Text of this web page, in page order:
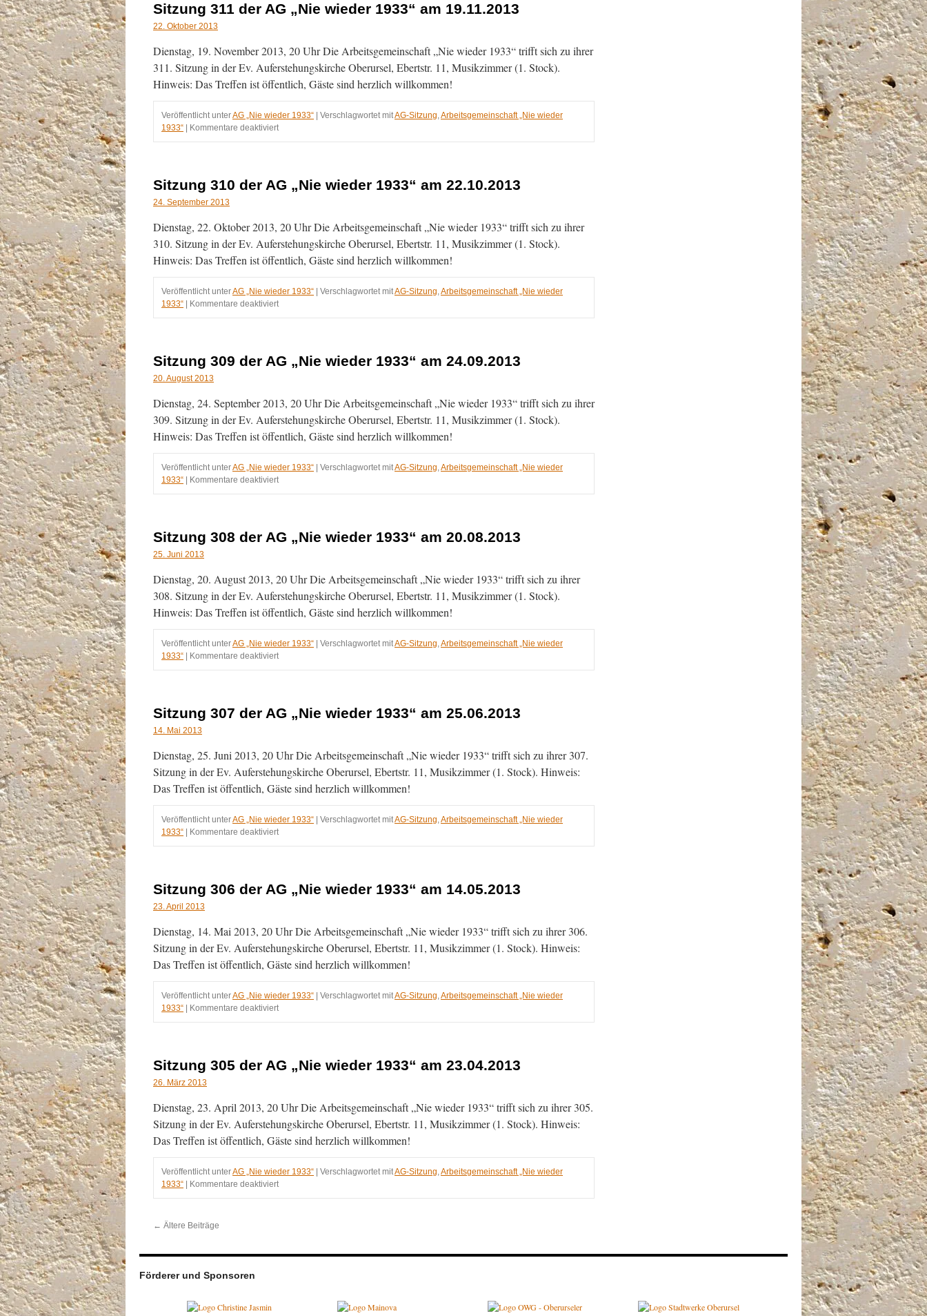
„Nie
am
21.01.2014
Sitzung 311 der AG „Nie wieder 1933“ am 19.11.2013
22. Oktober 2013
Dienstag, 19. November 2013, 20 Uhr Die Arbeitsgemeinschaft „Nie wieder 1933“ trifft sich zu ihrer
311. Sitzung in der Ev. Auferstehungskirche Oberursel, Ebertstr. 11, Musikzimmer (1. Stock).
Hinweis: Das Treffen ist öffentlich, Gäste sind herzlich willkommen!
Veröffentlicht unterAG „Nie wieder 1933“ Verschlagwortet mitAG-Sitzung,Arbeitsgemeinschaft „Nie wieder
1933“
Kommentare deaktiviertfür
Sitzung
„Nie
am
19.11.2013
Sitzung 310 der AG „Nie wieder 1933“ am 22.10.2013
24. September 2013
Dienstag, 22. Oktober 2013, 20 Uhr Die Arbeitsgemeinschaft „Nie wieder 1933“ trifft sich zu ihrer
310. Sitzung in der Ev. Auferstehungskirche Oberursel, Ebertstr. 11, Musikzimmer (1. Stock).
Hinweis: Das Treffen ist öffentlich, Gäste sind herzlich willkommen!
Veröffentlicht unterAG „Nie wieder 1933“ Verschlagwortet mitAG-Sitzung,Arbeitsgemeinschaft „Nie wieder
1933“
Kommentare deaktiviertfür
Sitzung
„Nie
am
22.10.2013
Sitzung 309 der AG „Nie wieder 1933“ am 24.09.2013
20. August 2013
Dienstag, 24. September 2013, 20 Uhr Die Arbeitsgemeinschaft „Nie wieder 1933“ trifft sich zu ihrer
309. Sitzung in der Ev. Auferstehungskirche Oberursel, Ebertstr. 11, Musikzimmer (1. Stock).
Hinweis: Das Treffen ist öffentlich, Gäste sind herzlich willkommen!
Veröffentlicht unterAG „Nie wieder 1933“ Verschlagwortet mitAG-Sitzung,Arbeitsgemeinschaft „Nie wieder
1933“
Kommentare deaktiviertfür
Sitzung
„Nie
am
24.09.2013
Sitzung 308 der AG „Nie wieder 1933“ am 20.08.2013
25. Juni 2013
Dienstag, 20. August 2013, 20 Uhr Die Arbeitsgemeinschaft „Nie wieder 1933“ trifft sich zu ihrer
308. Sitzung in der Ev. Auferstehungskirche Oberursel, Ebertstr. 11, Musikzimmer (1. Stock).
Hinweis: Das Treffen ist öffentlich, Gäste sind herzlich willkommen!
Veröffentlicht unterAG „Nie wieder 1933“ Verschlagwortet mitAG-Sitzung,Arbeitsgemeinschaft „Nie wieder
1933“
Kommentare deaktiviertfür
Sitzung
„Nie
am
20.08.2013
Sitzung 307 der AG „Nie wieder 1933“ am 25.06.2013
14. Mai 2013
Dienstag, 25. Juni 2013, 20 Uhr Die Arbeitsgemeinschaft „Nie wieder 1933“ trifft sich zu ihrer 307.
Sitzung in der Ev. Auferstehungskirche Oberursel, Ebertstr. 11, Musikzimmer (1. Stock). Hinweis:
Das Treffen ist öffentlich, Gäste sind herzlich willkommen!
Veröffentlicht unterAG „Nie wieder 1933“ Verschlagwortet mitAG-Sitzung,Arbeitsgemeinschaft „Nie wieder
1933“
Kommentare deaktiviertfür
Sitzung
„Nie
am
25.06.2013
Sitzung 306 der AG „Nie wieder 1933“ am 14.05.2013
23. April 2013
Dienstag, 14. Mai 2013, 20 Uhr Die Arbeitsgemeinschaft „Nie wieder 1933“ trifft sich zu ihrer 306.
Sitzung in der Ev. Auferstehungskirche Oberursel, Ebertstr. 11, Musikzimmer (1. Stock). Hinweis:
Das Treffen ist öffentlich, Gäste sind herzlich willkommen!
Veröffentlicht unterAG „Nie wieder 1933“ Verschlagwortet mitAG-Sitzung,Arbeitsgemeinschaft „Nie wieder
1933“
Kommentare deaktiviertfür
Sitzung
„Nie
am
14.05.2013
Sitzung 305 der AG „Nie wieder 1933“ am 23.04.2013
26. März 2013
Dienstag, 23. April 2013, 20 Uhr Die Arbeitsgemeinschaft „Nie wieder 1933“ trifft sich zu ihrer 305.
Sitzung in der Ev. Auferstehungskirche Oberursel, Ebertstr. 11, Musikzimmer (1. Stock). Hinweis:
Das Treffen ist öffentlich, Gäste sind herzlich willkommen!
Veröffentlicht unterAG „Nie wieder 1933“ Verschlagwortet mitAG-Sitzung,Arbeitsgemeinschaft „Nie wieder
1933“
Kommentare deaktiviertfür
Sitzung
wieder
← Ältere Beiträge
Förderer und Sponsoren